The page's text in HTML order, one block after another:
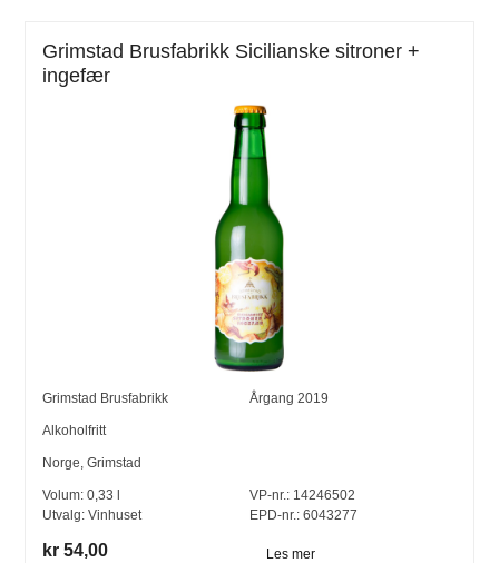
Grimstad Brusfabrikk Sicilianske sitroner +
ingefær
Grimstad Brusfabrikk Årgang 2019
Alkoholfritt
Norge,Grimstad
Volum:0,33
Utvalg:Vinhuset
VP-nr.: 14246502
EPD-nr.: 6043277
kr 54,00 Les mer